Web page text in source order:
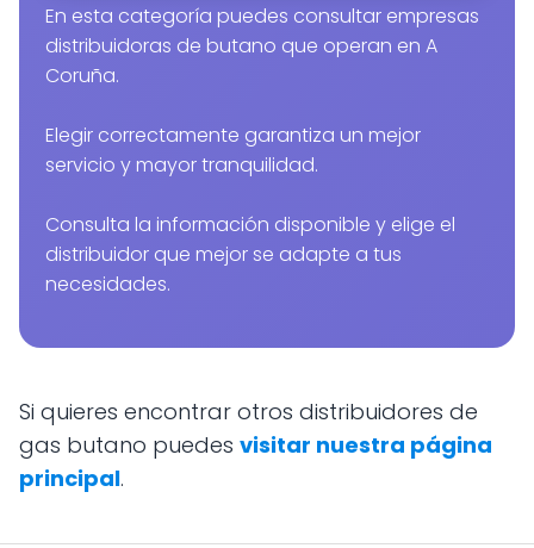
En esta categoría puedes consultar empresas
distribuidoras de butano que operan en A
Coruña.
Elegir correctamente garantiza un mejor
servicio y mayor tranquilidad.
Consulta la información disponible y elige el
distribuidor que mejor se adapte a tus
necesidades.
Si quieres encontrar otros distribuidores de
gas butano puedes visitar nuestra página
principal.